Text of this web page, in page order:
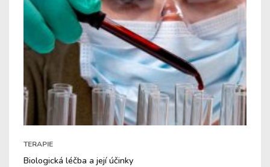
TERAPIE
Biologická léčba a její účinky